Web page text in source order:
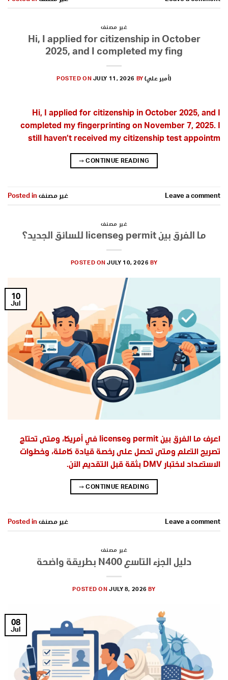
غير مصنف
Hi, I applied for citizenship in October
2025, and I completed my fing
POSTED ON JULY 11, 2026 BY (أمير علي)
Hi, I applied for citizenship in October 2025, and I
completed my fingerprinting on November 7, 2025. I
still haven’t received my citizenship test appointm
CONTINUE READING
→
Posted in غير مصنف Leave a comment
غير مصنف
ما الفرق بين permit وlicense للسائق الجديد؟
POSTED ONJULY 10, 2026 BY
10
Jul
اعرف ما الفرق بين permit وlicense في أمريكا، ومتى تحتاج
تصريح التعلم ومتى تحصل على رخصة قيادة كاملة، وخطوات
الاستعداد لاختبار DMV بثقة قبل التقديم الآن.
CONTINUE READING
→
Posted in غير مصنف Leave a comment
غير مصنف
دليل الجزء التاسع N400 بطريقة واضحة
POSTED ONJULY 8, 2026 BY
08
Jul